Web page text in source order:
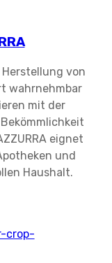
von
wahrnehmbar
mit der
eignet
und
Haushalt.